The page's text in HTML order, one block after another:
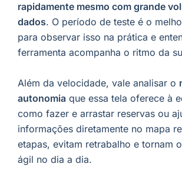
rapidamente mesmo com grande
dados. O período de teste é o
para observar isso na prática e
ferramenta acompanha o ritmo da
Além da velocidade, vale analisar o
autonomia que essa tela oferece à
como fazer e arrastar reservas ou
informações diretamente no mapa
etapas, evitam retrabalho e tornam
ágil no dia a dia.